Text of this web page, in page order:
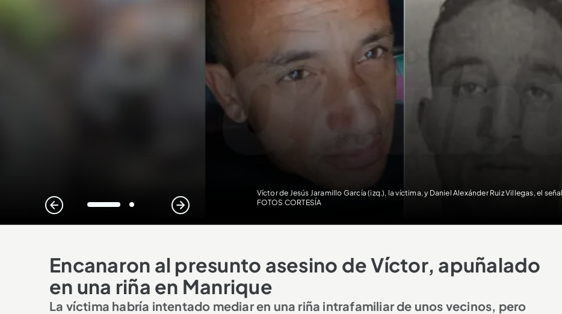
Víctor de Jesús Jaramillo García (izq.), la víctima, y Daniel Alexánder Ruiz Villegas, el
FOTOS CORTESÍA
1 2
Encanaron al presunto asesino de Víctor, apuñalado
en una riña en Manrique
La víctima habría intentado mediar en una riña intrafamiliar de unos vecinos, pero